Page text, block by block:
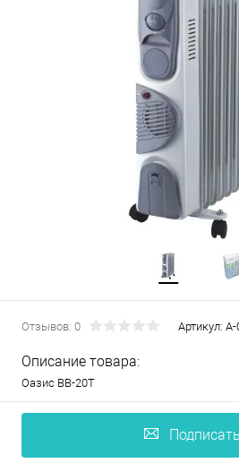
Отзывов: 0 Артикул: А-
Описание товара:
Оазис ВВ-20Т